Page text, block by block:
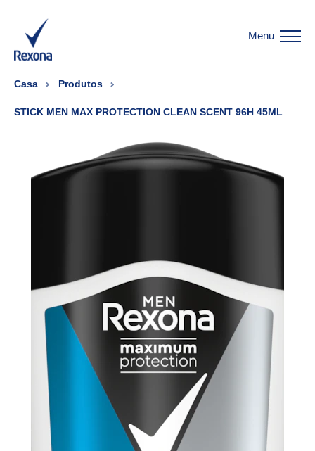
Menu
Casa Produtos
STICK MEN MAX PROTECTION CLEAN SCENT 96H 45ML